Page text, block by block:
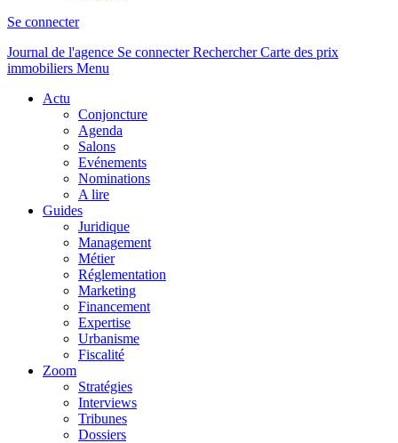
Se connecter
Journal de l'agence Se connecterRechercher Carte des prix
immobiliers Menu
Actu
Conjoncture
Agenda
Salons
Evénements
Nominations
A lire
Guides
Juridique
Management
Métier
Réglementation
Marketing
Financement
Expertise
Urbanisme
Fiscalité
Zoom
Stratégies
Interviews
Tribunes
Dossiers